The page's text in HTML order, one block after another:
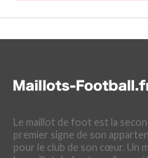
Le maillot de foot est la
premier signe de son
pour le club de son cœur. Un